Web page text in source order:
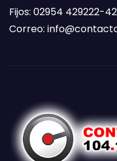
Fijos: 02954 429222-
Correo: